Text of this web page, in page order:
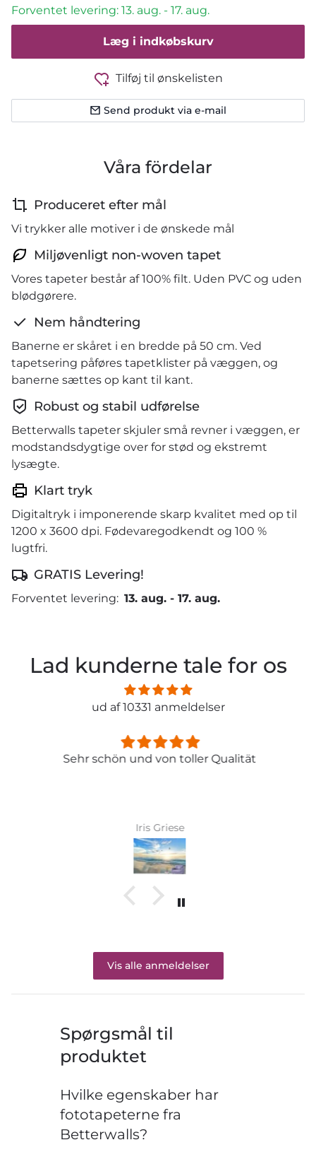
Forventet levering: 13. aug. - 17. aug.
Læg i indkøbskurv
Tilføj til ønskelisten
Send produkt via e-mail
Våra fördelar
Produceret efter mål
Vi trykker alle motiver i de ønskede mål
Miljøvenligt non-woven tapet
Vores tapeter består af 100% filt. Uden PVC og uden
blødgørere.
Nem håndtering
Banerne er skåret i en bredde på 50 cm. Ved
tapetsering påføres tapetklister på væggen, og
banerne sættes op kant til kant.
Robust og stabil udførelse
Betterwalls tapeter skjuler små revner i væggen, er
modstandsdygtige over for stød og ekstremt
lysægte.
Klart tryk
Digitaltryk i imponerende skarp kvalitet med op til
1200 x 3600 dpi. Fødevaregodkendt og 100 %
lugtfri.
GRATIS Levering!
Forventet levering: 13. aug. - 17. aug.
Lad kunderne tale for os
ud af 10331 anmeldelser
Sehr schön und von toller Qualität
Iris Griese
Vis alle anmeldelser
Spørgsmål til
produktet
Hvilke egenskaber har
fototapeterne fra
Betterwalls?